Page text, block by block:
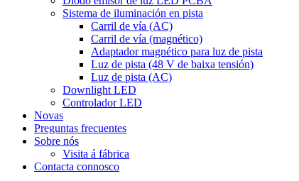
Sistema de iluminación en pista
Carril de vía (AC)
Carril de vía (magnético)
Adaptador magnético para luz de pista
Luz de pista (48 V de baixa tensión)
Luz de pista (AC)
Downlight LED
Controlador LED
Novas
Preguntas frecuentes
Sobre nós
Visita á fábrica
Contacta connosco